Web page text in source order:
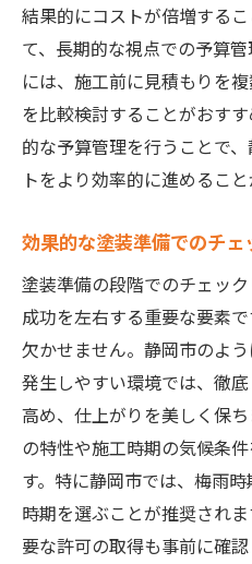
結果的にコストが倍増する
て、長期的な視点での予算
には、施工前に見積もりを
を比較検討することがおす
的な予算管理を行うことで
トをより効率的に進めること
効果的な塗装準備でのチェ
塗装準備の段階でのチェッ
成功を左右する重要な要素
欠かせません。静岡市のよ
発生しやすい環境では、徹
高め、仕上がりを美しく保
の特性や施工時期の気候条
す。特に静岡市では、梅雨
時期を選ぶことが推奨され
要な許可の取得も事前に確